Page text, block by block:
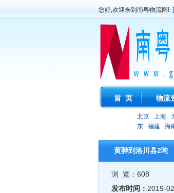
您好,欢迎来到南粤物流网!
首 页 物流
北京 上海
东
福建 海
黄骅到洛川县2吨
浏 览：608
发布时间： 2019-